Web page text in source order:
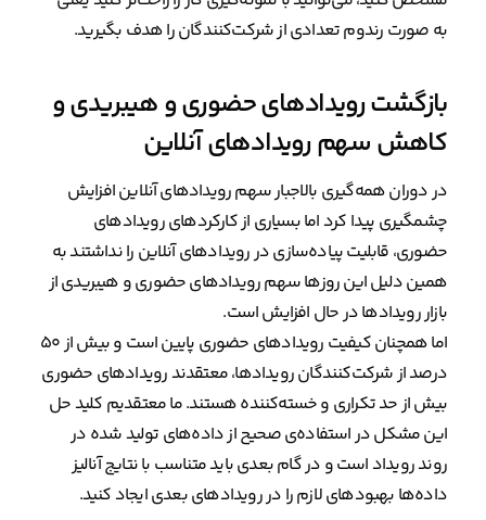
به صورت رندوم تعدادی از شرکت‌کنندگان را هدف بگیرید.
بازگشت رویدادهای حضوری و هیبریدی و
کاهش سهم رویدادهای آنلاین
در دوران همه‌گیری بالاجبار سهم رویدادهای آنلاین افزایش
چشمگیری پیدا کرد اما بسیاری از کارکردهای رویدادهای
حضوری، قابلیت پیاده‌سازی در رویدادهای آنلاین را نداشتند به
همین دلیل این روزها سهم رویدادهای حضوری و هیبریدی از
بازار رویدادها در حال افزایش است.
اما همچنان کیفیت رویدادهای حضوری پایین است و بیش از ۵۰
درصد از شرکت‌کنندگان رویدادها، معتقدند رویدادهای حضوری
بیش از حد تکراری و خسته‌کننده هستند. ما معتقدیم کلید حل
این مشکل در استفاده‌ی صحیح از داده‌های تولید شده در
روند رویداد است و در گام بعدی باید متناسب با نتایج آنالیز
داده‌ها بهبودهای لازم را در رویدادهای بعدی ایجاد کنید.